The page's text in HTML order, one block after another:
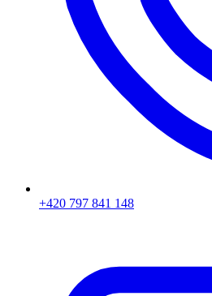
+420 797 841 148